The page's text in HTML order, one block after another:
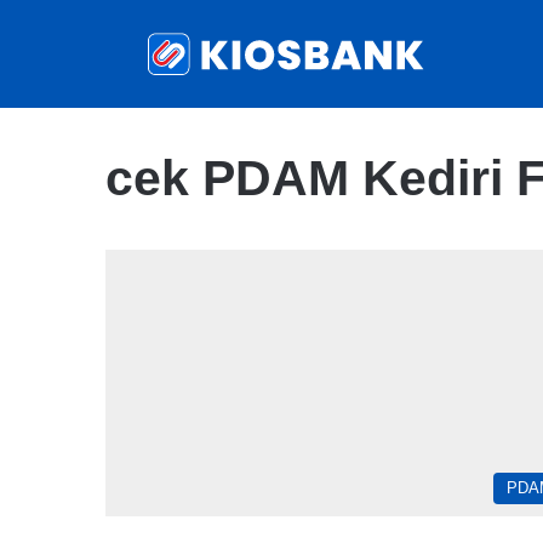
cek PDAM Kediri